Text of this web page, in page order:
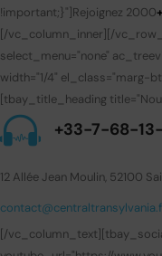
!important;}"] Rejoignez 2000
[/vc_column_inner][/
select_menu="none"
width="1/4" el_class="marg-
[tbay_title_heading
+33-7-68-
12 Allée Jean Moulin, 52100
[/